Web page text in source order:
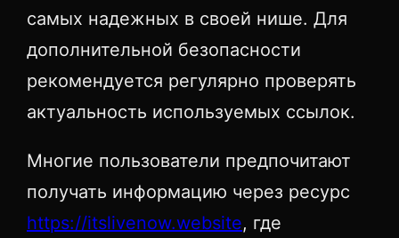
самых надежных в своей нише. Для
дополнительной безопасности
рекомендуется регулярно проверять
актуальность используемых ссылок.
Многие пользователи предпочитают
получать информацию через ресурс
https://itslivenow.website, где